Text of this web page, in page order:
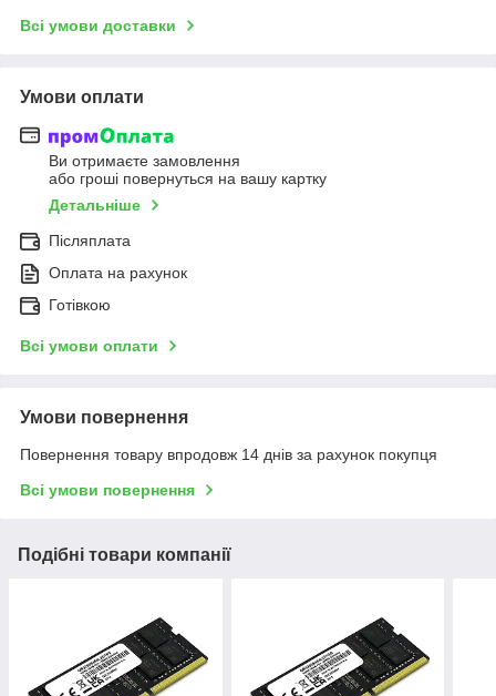
Всі умови доставки
Умови оплати
Ви отримаєте замовлення
або гроші повернуться на вашу картку
Детальніше
Післяплата
Оплата на рахунок
Готівкою
Всі умови оплати
Умови повернення
Повернення товару впродовж 14 днів за рахунок покупця
Всі умови повернення
Подібні товари компанії